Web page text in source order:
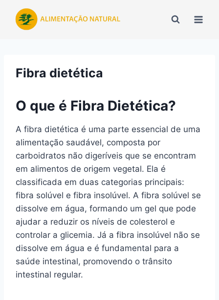
para
Fibra dietética
O que é Fibra Dietética?
A fibra dietética é uma parte essencial de uma
alimentação saudável, composta por
carboidratos não digeríveis que se encontram
em alimentos de origem vegetal. Ela é
classificada em duas categorias principais:
fibra solúvel e fibra insolúvel. A fibra solúvel se
dissolve em água, formando um gel que pode
ajudar a reduzir os níveis de colesterol e
controlar a glicemia. Já a fibra insolúvel não se
dissolve em água e é fundamental para a
saúde intestinal, promovendo o trânsito
intestinal regular.